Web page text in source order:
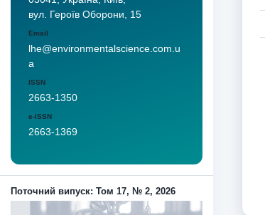
вул. Героїв Оборони, 15
Email
lhe@environmentalscience.com.u
a
ISSN
2663-1350
e-ISSN
2663-1369
Поточний випуск: Том 17, № 2, 2026